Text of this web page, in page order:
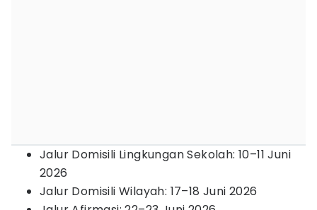
Jalur Domisili Lingkungan Sekolah: 10–11 Juni
2026
Jalur Domisili Wilayah: 17–18 Juni 2026